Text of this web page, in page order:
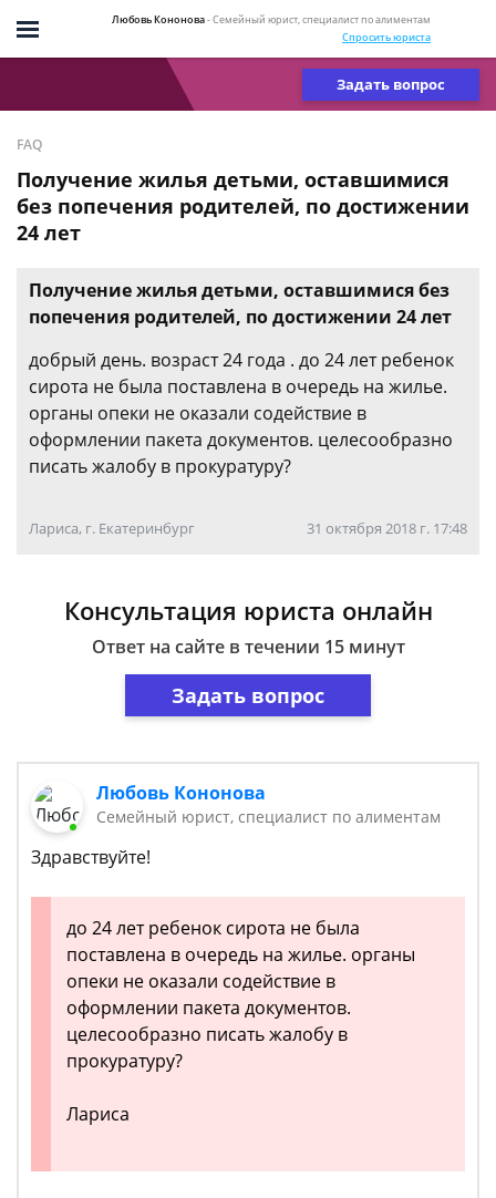
Любовь Кононова- Семейный юрист, специалист по алиментам
Спросить юриста
Задать вопрос
FAQ
Получение жилья детьми, оставшимися
без попечения родителей, по достижении
24 лет
Получение жилья детьми, оставшимися без
попечения родителей, по достижении 24 лет
добрый день. возраст 24 года . до 24 лет ребенок
сирота не была поставлена в очередь на жилье.
органы опеки не оказали содействие в
оформлении пакета документов. целесообразно
писать жалобу в прокуратуру?
Лариса, г. Екатеринбург 31 октября 2018 г. 17:48
Консультация юриста онлайн
Ответ на сайте в течении 15 минут
Задать вопрос
Любовь Кононова
Семейный юрист, специалист по алиментам
Здравствуйте!
до 24 лет ребенок сирота не была
поставлена в очередь на жилье. органы
опеки не оказали содействие в
оформлении пакета документов.
целесообразно писать жалобу в
прокуратуру?
Лариса